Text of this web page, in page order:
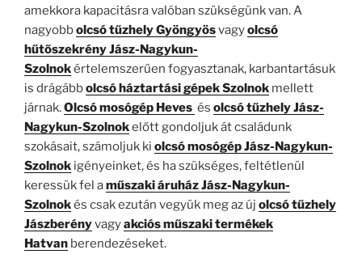
amekkora kapacitásra valóban szükségünk van. A
nagyobbolcsó tűzhely Gyöngyösvagyolcsó
hűtőszekrény Jász-Nagykun-
Szolnokértelemszerűen fogyasztanak, karbantartásuk
is drágábbolcsóháztartási gépek Szolnok mellett
járnak.Olcsó mosógép Heves és olcsó tűzhely Jász-
Nagykun-Szolnokelőtt gondoljuk át családunk
szokásait, számoljuk ki olcsó mosógép Jász-Nagykun-
Szolnok igényeinket, és ha szükséges, feltétlenül
keressük fel aműszaki áruház Jász-Nagykun-
Szolnokés csak ezután vegyük meg az új olcsó tűzhely
Jászberényvagyakciós műszaki termékek
Hatvan berendezéseket.